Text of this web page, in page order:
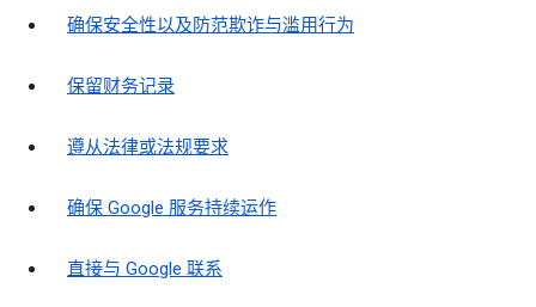
确保安全性以及防范欺诈与滥用行为
保留财务记录
遵从法律或法规要求
确保 Google 服务持续运作
直接与 Google 联系